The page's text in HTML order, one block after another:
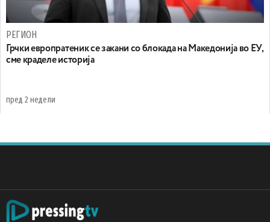
РЕГИОН
Грчки европратеник се закани со блокада на Македонија во ЕУ,
сме краделе историја
пред 2 недели